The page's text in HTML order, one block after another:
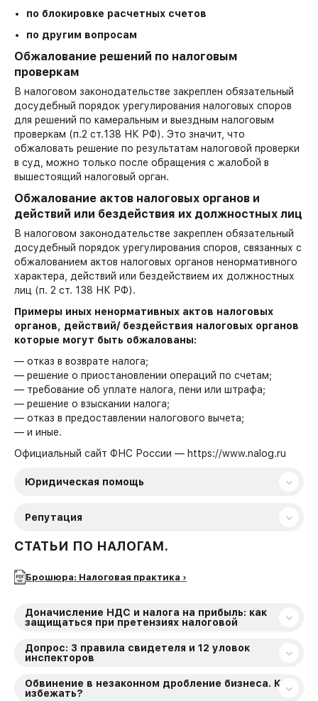
по блокировке расчетных счетов
по другим вопросам
Обжалование решений по налоговым
проверкам
В налоговом законодательстве закреплен обязательный
досудебный порядок урегулирования налоговых споров
для решений по камеральным и выездным налоговым
проверкам (п.2 ст.138 НК РФ). Это значит, что
обжаловать решение по результатам налоговой проверки
в суд, можно только после обращения с жалобой в
вышестоящий налоговый орган.
Обжалование актов налоговых органов и
действий или бездействия их должностных лиц
В налоговом законодательстве закреплен обязательный
досудебный порядок урегулирования споров, связанных с
обжалованием актов налоговых органов ненормативного
характера, действий или бездействием их должностных
лиц (п. 2 ст. 138 НК РФ).
Примеры иных ненормативных актов налоговых
органов, действий/ бездействия налоговых органов
которые могут быть обжалованы:
— отказ в возврате налога;
— решение о приостановлении операций по счетам;
— требование об уплате налога, пени или штрафа;
— решение о взыскании налога;
— отказ в предоставлении налогового вычета;
— и иные.
Официальный сайт ФНС России — https://www.nalog.ru
Юридическая помощь
Репутация
СТАТЬИ ПО НАЛОГАМ.
Брошюра: Налоговая практика ›
Доначисление НДС и налога на прибыль: как
защищаться при претензиях налоговой
Допрос: 3 правила свидетеля и 12 уловок
инспекторов
Обвинение в незаконном дробление бизнеса. Как
избежать?